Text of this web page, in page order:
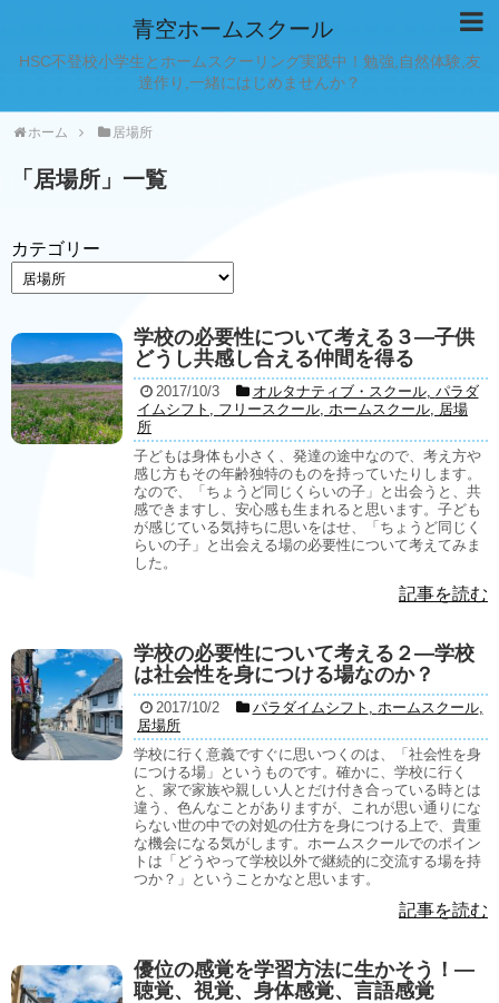
青空ホームスクール
HSC不登校小学生とホームスクーリング実践中！勉強,自然体験,友
達作り,一緒にはじめませんか？
ホーム 居場所
「 居場所 」 一覧
カテゴリー
学校の必要性について考える３―子供
どうし共感し合える仲間を得る
2017/10/3 オルタナティブ・スクール, パラダ
イムシフト , フリースクール, ホームスクール, 居場
所
子どもは身体も小さく、発達の途中なので、考え方や
感じ方もその年齢独特のものを持っていたりします。
なので、「ちょうど同じくらいの子」と出会うと、共
感できますし、安心感も生まれると思います。子ども
が感じている気持ちに思いをはせ、「ちょうど同じく
らいの子」と出会える場の必要性について考えてみま
した。
記事を読む
学校の必要性について考える２―学校
は社会性を身につける場なのか？
2017/10/2 パラダイムシフト , ホームスクール,
居場所
学校に行く意義ですぐに思いつくのは、「社会性を身
につける場」というものです。確かに、学校に行く
と、家で家族や親しい人とだけ付き合っている時とは
違う、色んなことがありますが、これが思い通りにな
らない世の中での対処の仕方を身につける上で、貴重
な機会になる気がします。ホームスクールでのポイン
トは「どうやって学校以外で継続的に交流する場を持
つか？」ということかなと思います。
記事を読む
優位の感覚を学習方法に生かそう！―
聴覚、視覚、身体感覚、言語感覚